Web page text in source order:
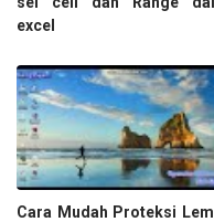
excel
Cara Mudah Proteksi